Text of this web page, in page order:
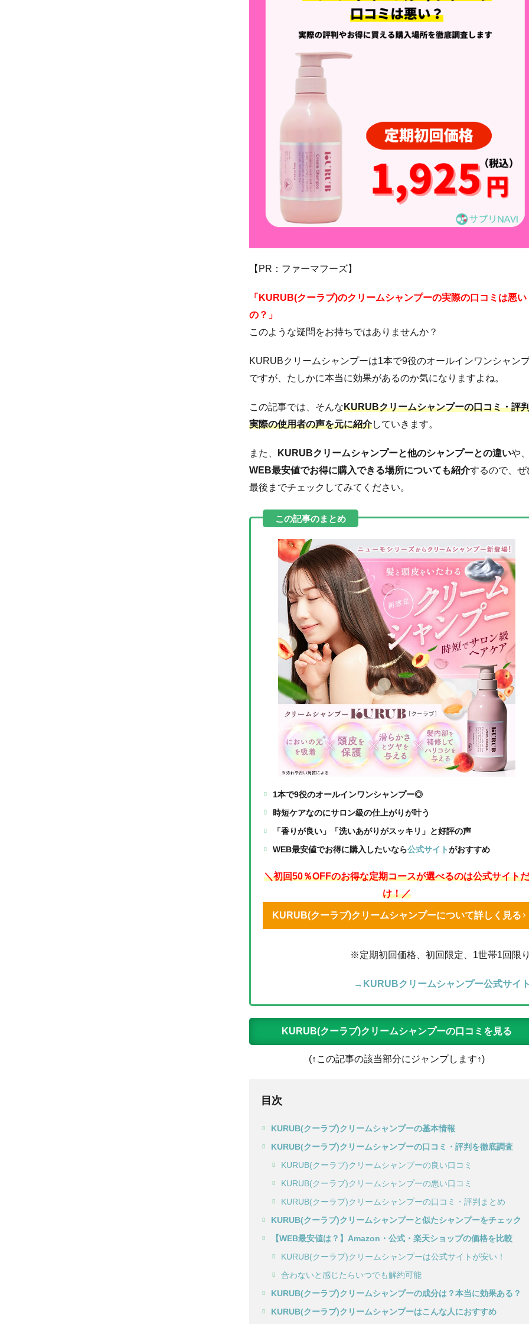
【PR：ファーマフーズ】
「KURUB(クーラブ)のクリームシャンプーの実際の口コミは悪い
の？」
このような疑問をお持ちではありませんか？
KURUBクリームシャンプーは1本で9役のオールインワンシャン
ですが、たしかに本当に効果があるのか気になりますよね。
この記事では、そんなKURUBクリームシャンプーの口コミ・評
実際の使用者の声を元に紹介していきます。
また、 KURUBクリームシャンプーと他のシャンプーとの違いや、
WEB最安値でお得に購入できる場所についても紹介するので、ぜ
最後までチェックしてみてください。
1本で9役のオールインワンシャンプー◎
時短ケアなのにサロン級の仕上がりが叶う
「香りが良い」「洗いあがりがスッキリ」と好評の声
WEB最安値でお得に購入したいなら公式サイトがおすすめ
＼初回50％OFFのお得な定期コースが選べるのは公式サイトだ
け！／
KURUB(クーラブ)クリームシャンプーについて詳しく見る
※定期初回価格、初回限定、1世帯1回限り
→KURUBクリームシャンプー公式サイト
KURUB(クーラブ)クリームシャンプーの口コミを見る
(↑この記事の該当部分にジャンプします↑)
目次
KURUB(クーラブ)クリームシャンプーの基本情報
KURUB(クーラブ)クリームシャンプーの口コミ・評判を徹底調査
KURUB(クーラブ)クリームシャンプーの良い口コミ
KURUB(クーラブ)クリームシャンプーの悪い口コミ
KURUB(クーラブ)クリームシャンプーの口コミ・評判まとめ
KURUB(クーラブ)クリームシャンプーと似たシャンプーをチェック
【WEB最安値は？】Amazon・公式・楽天ショップの価格を比較
KURUB(クーラブ)クリームシャンプーは公式サイトが安い！
合わないと感じたらいつでも解約可能
KURUB(クーラブ)クリームシャンプーの成分は？本当に効果ある？
KURUB(クーラブ)クリームシャンプーはこんな人におすすめ